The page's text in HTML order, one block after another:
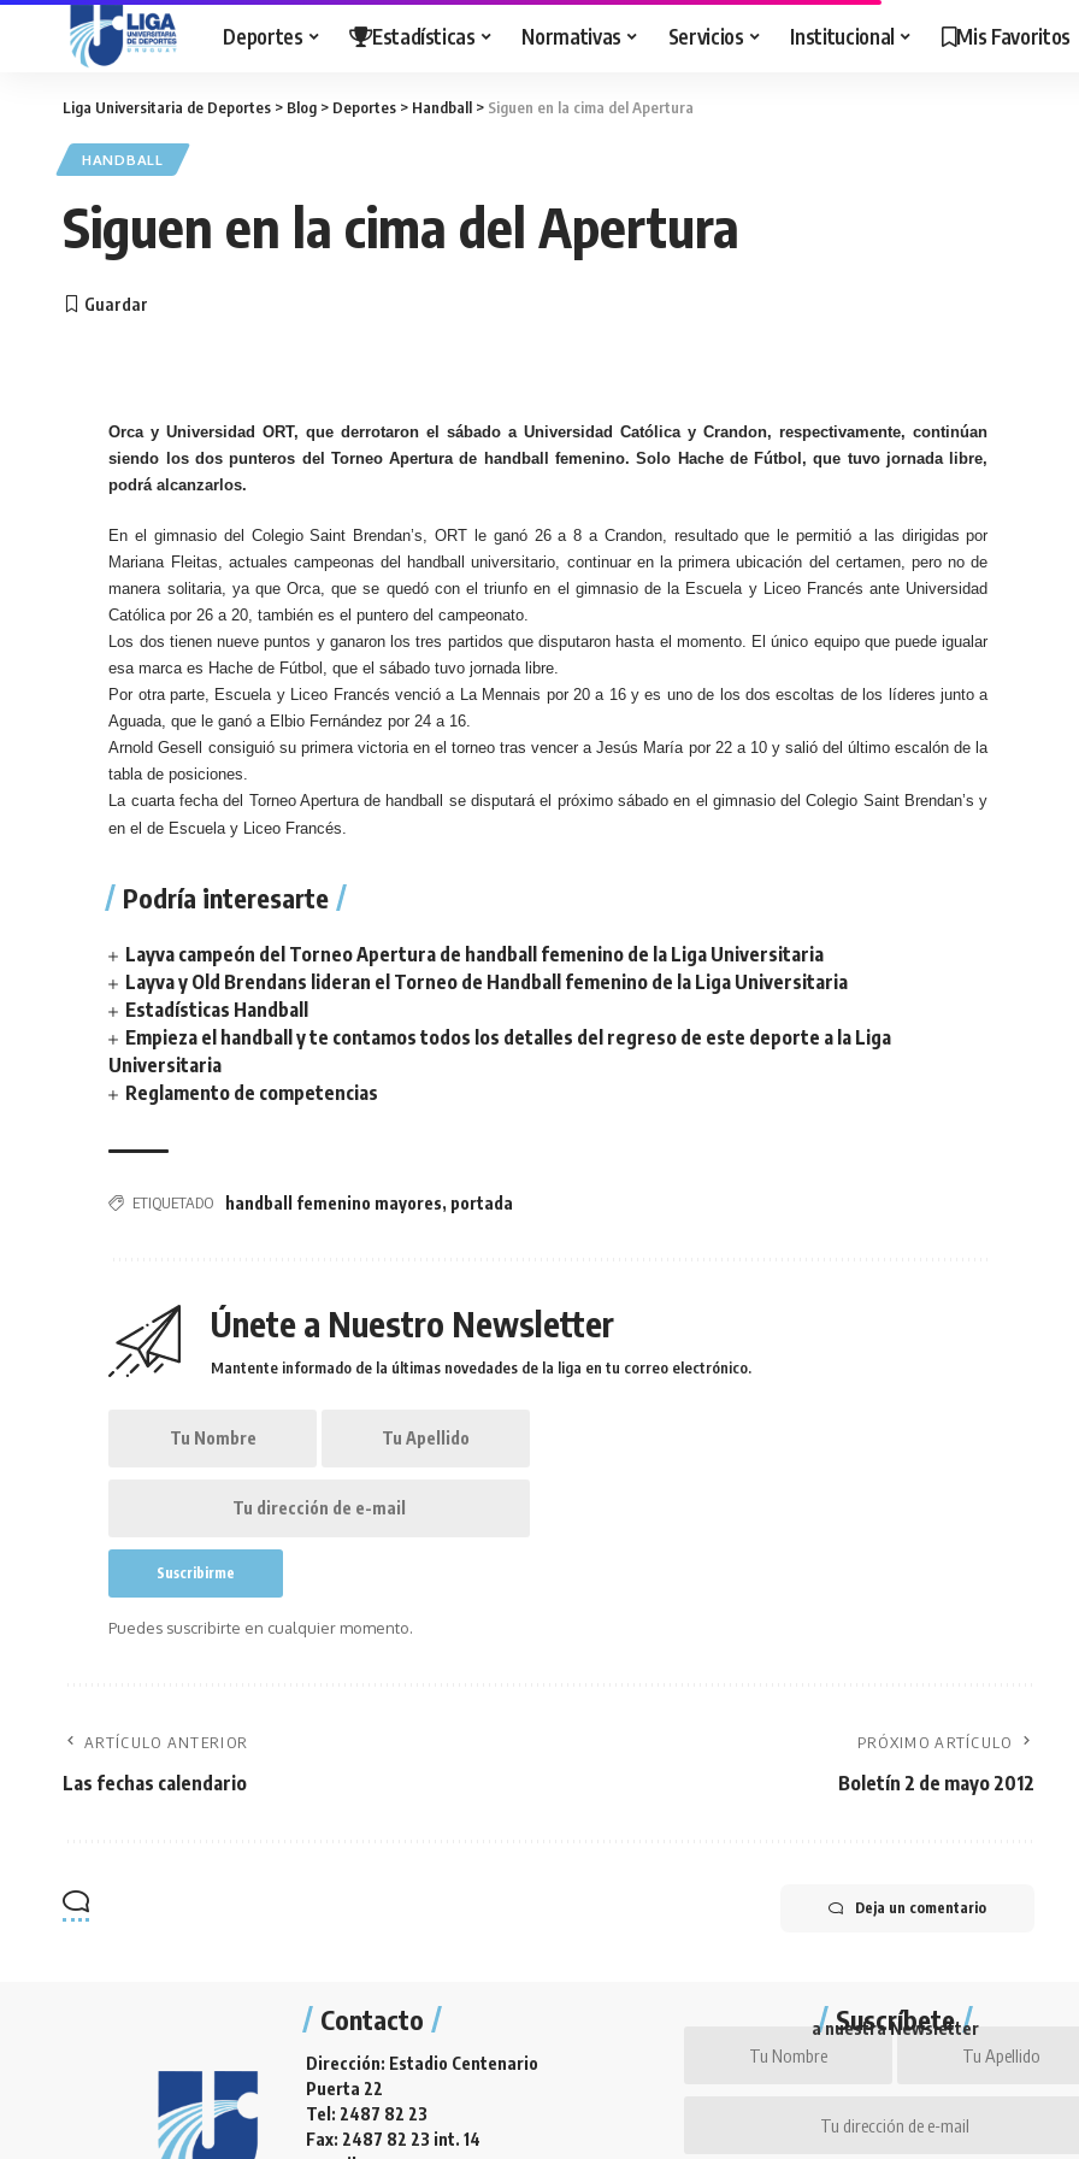
Deportes Estadísticas Normativas Servicios Institucional Mis Favoritos
Liga Universitaria de Deportes > Blog > Deportes > Handball > Siguen en la cima del Apertura
HANDBALL
Siguen en la cima del Apertura
Orca y Universidad ORT, que derrotaron el sábado a Universidad Católica y Crandon, respectivamente, continúan
siendo los dos punteros del Torneo Apertura de handball femenino. Solo Hache de Fútbol, que tuvo jornada libre,
podrá alcanzarlos.
En el gimnasio del Colegio Saint Brendan’s, ORT le ganó 26 a 8 a Crandon, resultado que le permitió a las dirigidas por
Mariana Fleitas, actuales campeonas del handball universitario, continuar en la primera ubicación del certamen, pero no de
manera solitaria, ya que Orca, que se quedó con el triunfo en el gimnasio de la Escuela y Liceo Francés ante Universidad
Católica por 26 a 20, también es el puntero del campeonato.
Los dos tienen nueve puntos y ganaron los tres partidos que disputaron hasta el momento. El único equipo que puede igualar
esa marca es Hache de Fútbol, que el sábado tuvo jornada libre.
Por otra parte, Escuela y Liceo Francés venció a La Mennais por 20 a 16 y es uno de los dos escoltas de los líderes junto a
Aguada, que le ganó a Elbio Fernández por 24 a 16.
Arnold Gesell consiguió su primera victoria en el torneo tras vencer a Jesús María por 22 a 10 y salió del último escalón de la
tabla de posiciones.
La cuarta fecha del Torneo Apertura de handball se disputará el próximo sábado en el gimnasio del Colegio Saint Brendan’s y
en el de Escuela y Liceo Francés.
Podría interesarte
Layva campeón del Torneo Apertura de handball femenino de la Liga Universitaria
Layva y Old Brendans lideran el Torneo de Handball femenino de la Liga Universitaria
Estadísticas Handball
Empieza el handball y te contamos todos los detalles del regreso de este deporte a la Liga
Universitaria
Reglamento de competencias
ETIQUETADO handball femenino mayores, portada
Únete a Nuestro Newsletter
Mantente informado de la últimas novedades de la liga en tu correo electrónico.
Puedes suscribirte en cualquier momento.
ARTÍCULO ANTERIOR
Las fechas calendario
PRÓXIMO ARTÍCULO
Boletín 2 de mayo 2012
Deja un comentario
Contacto
Dirección: Estadio Centenario
Puerta 22
Tel: 2487 82 23
Fax: 2487 82 23 int. 14
Suscríbete
a nuestra Newsletter